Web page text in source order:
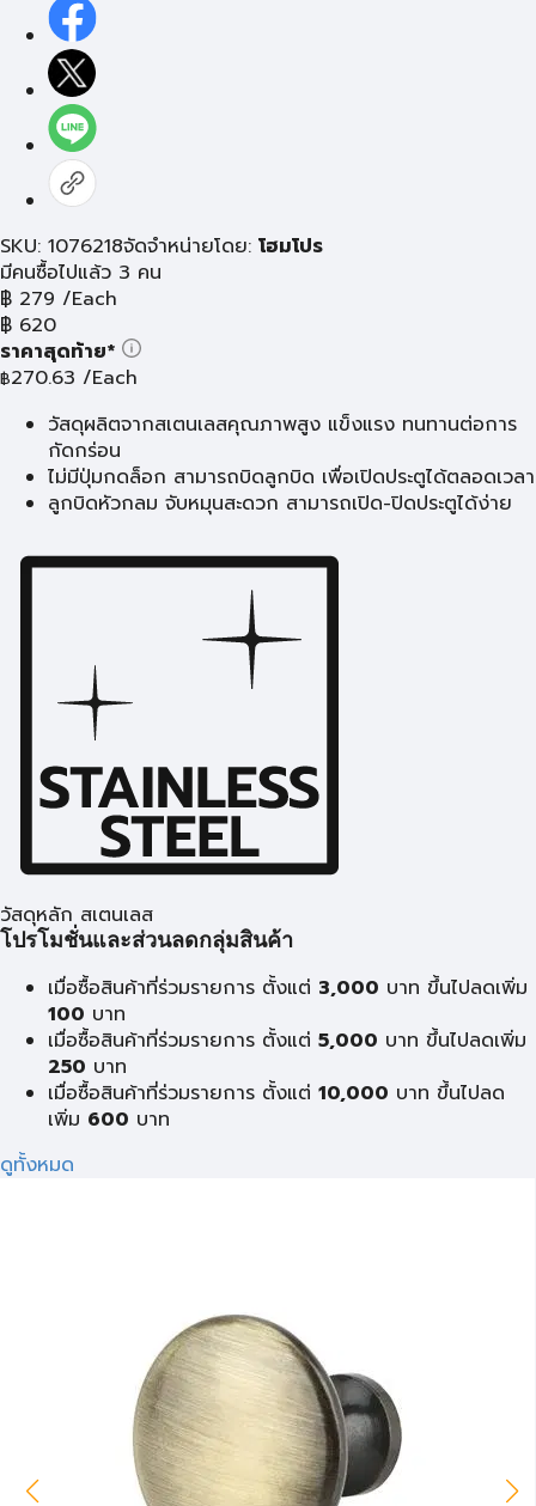
SKU: 1076218จัดจำหน่ายโดย: โฮมโปร
มีคนซื้อไปแล้ว 3 คน
฿ 279 /Each
฿ 620
ราคาสุดท้าย*
฿270.63 /Each
วัสดุผลิตจากสเตนเลสคุณภาพสูง แข็งแรง ทนทานต่อการ
กัดกร่อน
ไม่มีปุ่มกดล็อก สามารถบิดลูกบิด เพื่อเปิดประตูได้ตลอดเวลา
ลูกบิดหัวกลม จับหมุนสะดวก สามารถเปิด-ปิดประตูได้ง่าย
วัสดุหลัก สเตนเลส
โปรโมชั่นและส่วนลดกลุ่มสินค้า
เมื่อซื้อสินค้าที่ร่วมรายการ ตั้งแต่ 3,000 บาท ขึ้นไปลดเพิ่ม
100 บาท
เมื่อซื้อสินค้าที่ร่วมรายการ ตั้งแต่ 5,000 บาท ขึ้นไปลดเพิ่ม
250 บาท
เมื่อซื้อสินค้าที่ร่วมรายการ ตั้งแต่ 10,000 บาท ขึ้นไปลด
เพิ่ม 600 บาท
ดูทั้งหมด